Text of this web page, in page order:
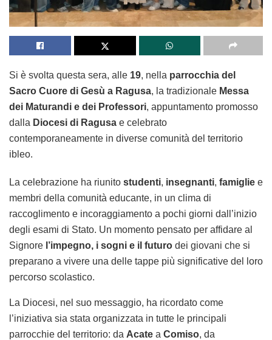
Si è svolta questa sera, alle 19, nella parrocchia del
Sacro Cuore di Gesù a Ragusa, la tradizionale Messa
dei Maturandi e dei Professori, appuntamento promosso
dalla Diocesi di Ragusa e celebrato
contemporaneamente in diverse comunità del territorio
ibleo.
La celebrazione ha riunito studenti, insegnanti, famiglie e
membri della comunità educante, in un clima di
raccoglimento e incoraggiamento a pochi giorni dall’inizio
degli esami di Stato. Un momento pensato per affidare al
Signore l’impegno, i sogni e il futuro dei giovani che si
preparano a vivere una delle tappe più significative del loro
percorso scolastico.
La Diocesi, nel suo messaggio, ha ricordato come
l’iniziativa sia stata organizzata in tutte le principali
parrocchie del territorio: da Acate a Comiso, da